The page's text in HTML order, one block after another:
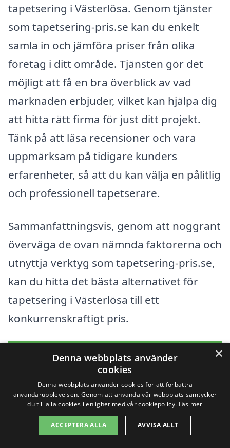
tapetsering i Västerlösa. Genom tjänster
som tapetsering-pris.se kan du enkelt
samla in och jämföra priser från olika
företag i ditt område. Tjänsten gör det
möjligt att få en bra överblick av vad
marknaden erbjuder, vilket kan hjälpa dig
att hitta rätt firma för just ditt projekt.
Tänk på att läsa recensioner och vara
uppmärksam på tidigare kunders
erfarenheter, så att du kan välja en pålitlig
och professionell tapetserare.
Sammanfattningsvis, genom att noggrant
överväga de ovan nämnda faktorerna och
utnyttja verktyg som tapetsering-pris.se,
kan du hitta det bästa alternativet för
tapetsering i Västerlösa till ett
konkurrenskraftigt pris.
Få 3 erbjudanden, gratis och utan
Sök efter en
×
Denna webbplats använder
cookies
Denna webbplats använder cookies för att förbättra
användarupplevelsen. Genom att använda vår webbplats samtycker
du till alla cookies i enlighet med vår cookiepolicy. Läs mer
ACCEPTERA ALLA AVVISA ALLT